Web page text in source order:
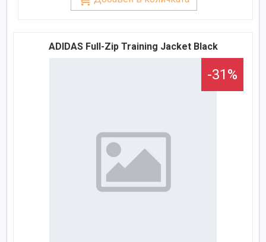
ADIDAS Full-Zip Training Jacket Black
-31%